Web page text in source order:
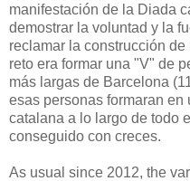
manifestación de la Diada
demostrar la voluntad y la
reclamar la construcción
reto era formar una "V" de
más largas de Barcelona
esas personas formaran
catalana a lo largo de todo
conseguido con creces.
As usual since 2012, the